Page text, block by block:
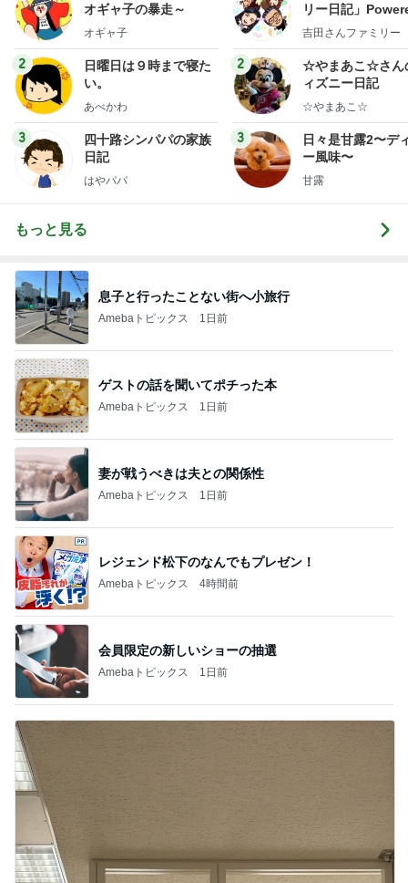
オギャ子の暴走～
オギャ子
2
日曜日は９時まで寝た
い。
あべかわ
3
四十路シンパパの家族
日記
はやパパ
リー日記」
y Ameba 吉田さ
ログ
吉田さんファミリー
2
☆やまあこ☆さん
ィズニー日記
☆やまあこ☆
3
日々是甘露2〜デ
ー風味〜
甘露
もっと見る
息子と行ったことない街へ小旅行
Amebaトピックス 1日前
ゲストの話を聞いてポチった本
Amebaトピックス 1日前
妻が戦うべきは夫との関係性
Amebaトピックス 1日前
レジェンド松下のなんでもプレゼン！
Amebaトピックス 4時間前
会員限定の新しいショーの抽選
Amebaトピックス 1日前